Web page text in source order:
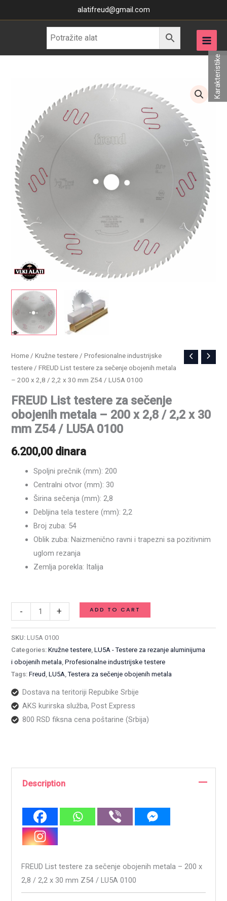
to
alatifreud@gmail.com
Home /Kružne testere /Profesionalne industrijske
testere / FREUD List testere za sečenje obojenih metala
– 200 x 2,8 / 2,2 x 30 mm Z54 / LU5A 0100
FREUD List testere za sečenje
obojenih metala – 200 x 2,8 / 2,2 x 30
mm Z54 / LU5A 0100
6.200,00 dinara
Spoljni prečnik (mm): 200
Centralni otvor (mm): 30
Širina sečenja (mm): 2,8
Debljina tela testere (mm): 2,2
Broj zuba: 54
Oblik zuba: Naizmenično ravni i trapezni sa pozitivnim
uglom rezanja
Zemlja porekla: Italija
-
FREUD
List
testere
za
sečenje
obojenih
-
LU5A
quantity
+ ADD TO CART
SKU:LU5A 0100
Categories:Kružne testere ,LU5A - Testere za rezanje aluminijuma
i obojenih metala ,Profesionalne industrijske testere
Tags:Freud ,LU5A ,Testera za sečenje obojenih metala
Dostava na teritoriji Repubike Srbije
AKS kurirska služba, Post Express
800 RSD fiksna cena poštarine (Srbija)
Description
FREUD List testere za sečenje obojenih metala – 200 x
2,8 / 2,2 x 30 mm Z54 / LU5A 0100
Karakteristike